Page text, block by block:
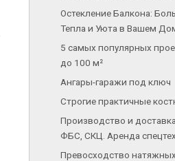
Остекление Балкона:
Тепла и Уюта в Вашем
5 самых популярных
до 100 м²
Ангары-гаражи под ключ
Строгие практичные
Производство и
ФБС, СКЦ. Аренда
Превосходство